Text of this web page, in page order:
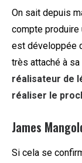
On sait depuis
compte produire
est développée
très attaché à
réalisateur de
réaliser le
James
Si cela se